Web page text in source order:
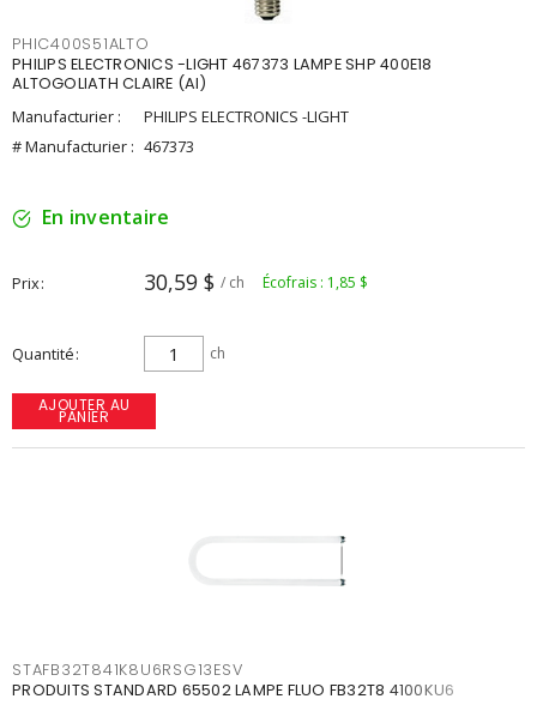
PHIC400S51ALTO
PHILIPS ELECTRONICS -LIGHT 467373 LAMPE SHP 400E18
ALTOGOLIATH CLAIRE (AI)
Manufacturier :
PHILIPS ELECTRONICS -LIGHT
# Manufacturier : 467373
En inventaire
Prix 30,59 $ / ch Écofrais : 1,85 $
Quantité ch
AJOUTER AU
PANIER
STAFB32T841K8U6RSG13ESV
PRODUITS STANDARD 65502 LAMPE FLUO FB32T8 4100KU6